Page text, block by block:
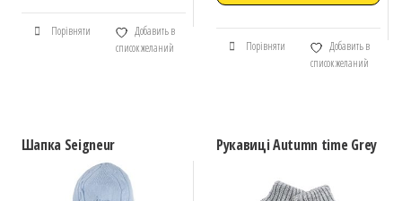
Порівняти
Добавить в
список желаний
Порівняти
Добавить в
список желаний
Шапка Seigneur Рукавиці Autumn time Grey